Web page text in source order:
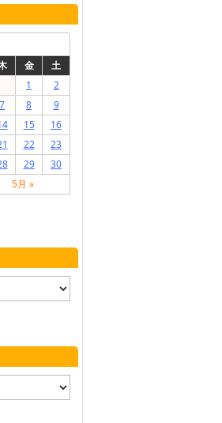
金
土
1
2
7 8
9
15
16
22
23
29
30
5月 »